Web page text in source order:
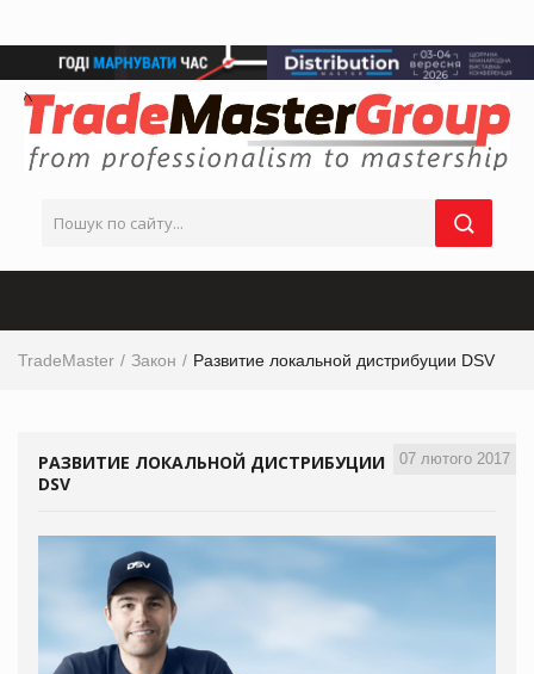
TradeMaster Закон Развитие локальной дистрибуции DSV
07 лютого 2017
РАЗВИТИЕ ЛОКАЛЬНОЙ ДИСТРИБУЦИИ
DSV